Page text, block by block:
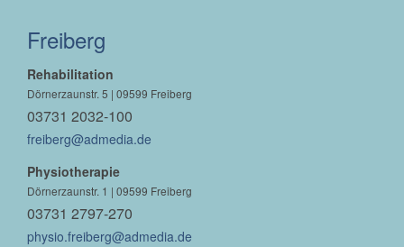
Freiberg
Rehabilitation
Dörnerzaunstr. 5 | 09599 Freiberg
03731 2032-100
freiberg@admedia.de
Physiotherapie
Dörnerzaunstr. 1 | 09599 Freiberg
03731 2797-270
physio.freiberg@admedia.de